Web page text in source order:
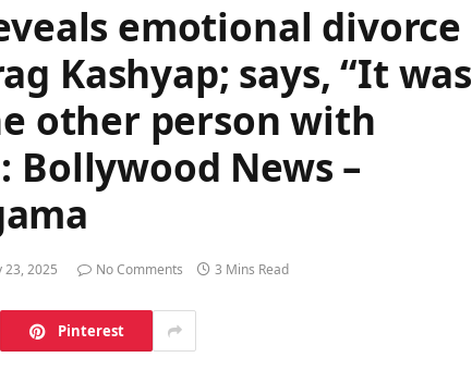
emotional divorce
Kashyap; says, “It was
other person with
Bollywood News –
23, 2025 No Comments 3 Mins Read
Pinterest